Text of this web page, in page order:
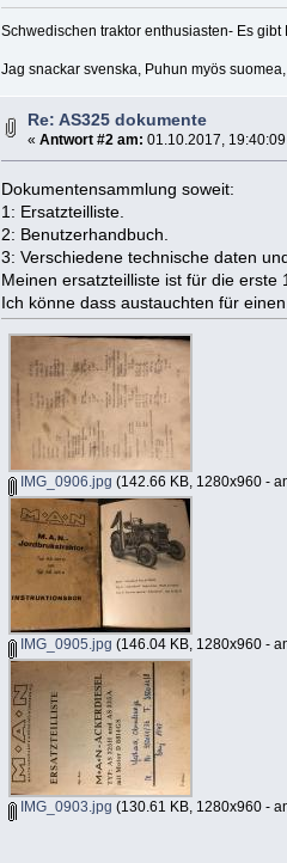
Schwedischen traktor enthusiasten- Es
Jag snackar svenska, Puhun myös
Re: AS325 dokumente
« Antwort #2 am: 01.10.2017,
Dokumentensammlung soweit:
1: Ersatzteilliste.
2: Benutzerhandbuch.
3: Verschiedene technische daten
Meinen ersatzteilliste ist für die erste
Ich könne dass austauchten für
IMG_0906.jpg (142.66 KB, 1280x960 -
IMG_0905.jpg (146.04 KB, 1280x960 -
IMG_0903.jpg (130.61 KB, 1280x960 -